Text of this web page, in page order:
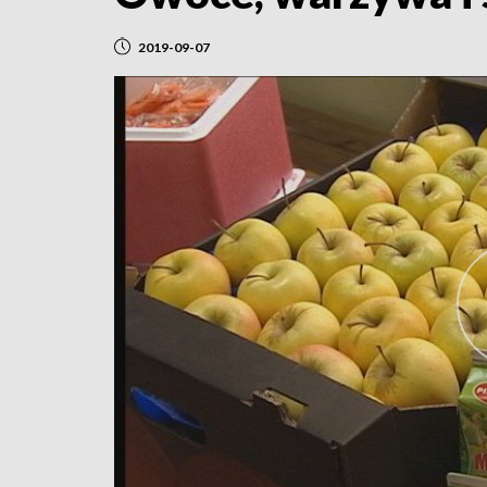
2019-09-07